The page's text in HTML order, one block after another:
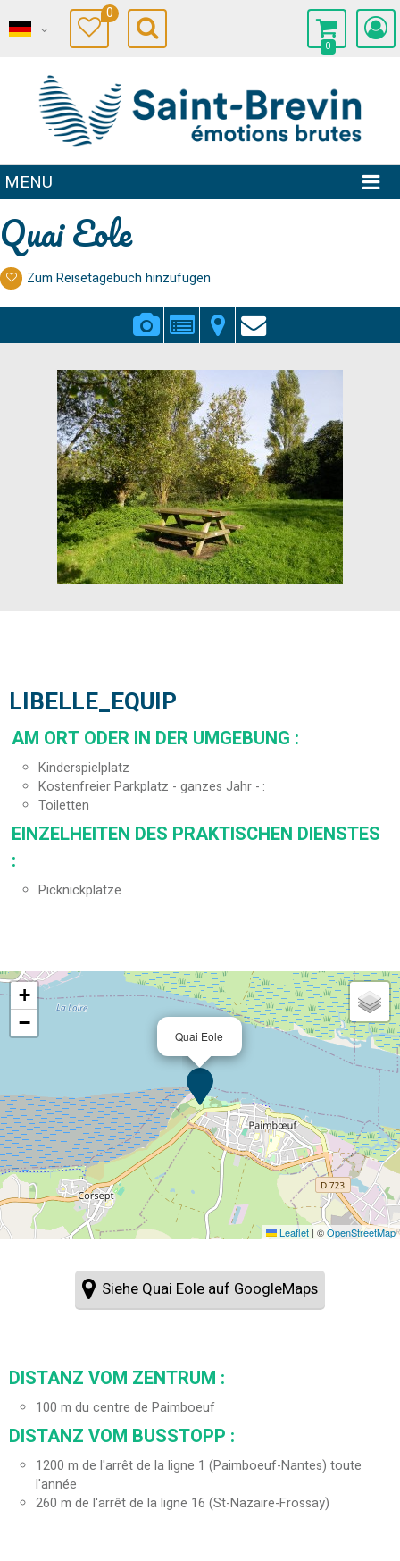
0
0
MENU
Quai Eole
Zum Reisetagebuch hinzufügen
LIBELLE_EQUIP
AM ORT ODER IN DER UMGEBUNG :
Kinderspielplatz
Kostenfreier Parkplatz - ganzes Jahr -
Toiletten
EINZELHEITEN DES PRAKTISCHEN DIENSTES
:
Picknickplätze
Quai Eole
+
−
Leaflet | ©OpenStreetMap
Siehe Quai Eole auf GoogleMaps
DISTANZ VOM ZENTRUM :
100 m du centre de Paimboeuf
DISTANZ VOM BUSSTOPP :
1200 m de l'arrêt de la ligne 1 (Paimboeuf-Nantes) toute
l'année
260 m de l'arrêt de la ligne 16 (St-Nazaire-Frossay)